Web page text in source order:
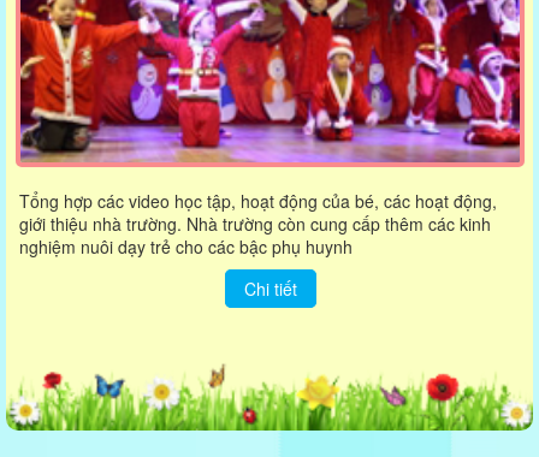
Tổng hợp các video học tập, hoạt động của bé, các hoạt động,
giới thiệu nhà trường. Nhà trường còn cung cấp thêm các kinh
nghiệm nuôi dạy trẻ cho các bậc phụ huynh
Chi tiết